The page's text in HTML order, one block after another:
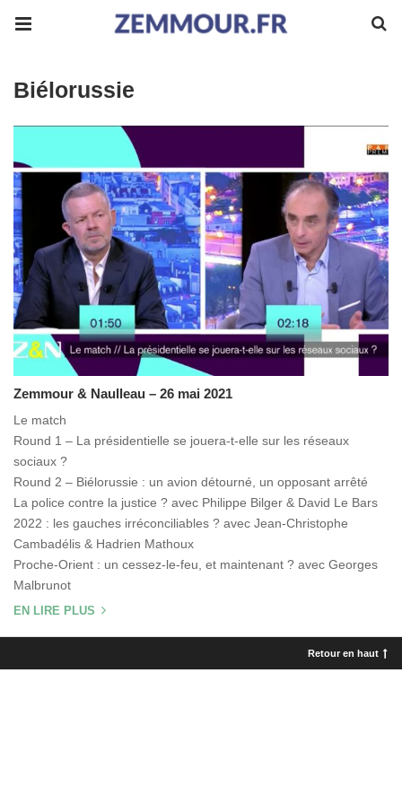
Biélorussie
Zemmour & Naulleau – 26 mai 2021
Le match
Round 1 – La présidentielle se jouera-t-elle sur les réseaux
sociaux ?
Round 2 – Biélorussie : un avion détourné, un opposant arrêté
La police contre la justice ? avec Philippe Bilger & David Le Bars
2022 : les gauches irréconciliables ? avec Jean-Christophe
Cambadélis & Hadrien Mathoux
Proche-Orient : un cessez-le-feu, et maintenant ? avec Georges
Malbrunot
EN LIRE PLUS
Retour en haut